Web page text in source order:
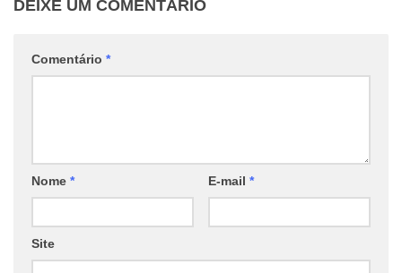
DEIXE UM COMENTÁRIO
Comentário *
Nome * E-mail *
Site